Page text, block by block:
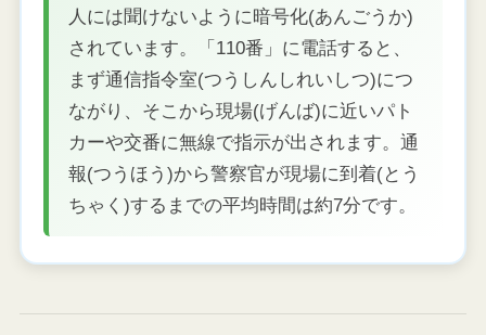
人には聞けないように暗号化(あんごうか)
されています。「110番」に電話すると、
まず通信指令室(つうしんしれいしつ)につ
ながり、そこから現場(げんば)に近いパト
カーや交番に無線で指示が出されます。通
報(つうほう)から警察官が現場に到着(とう
ちゃく)するまでの平均時間は約7分です。